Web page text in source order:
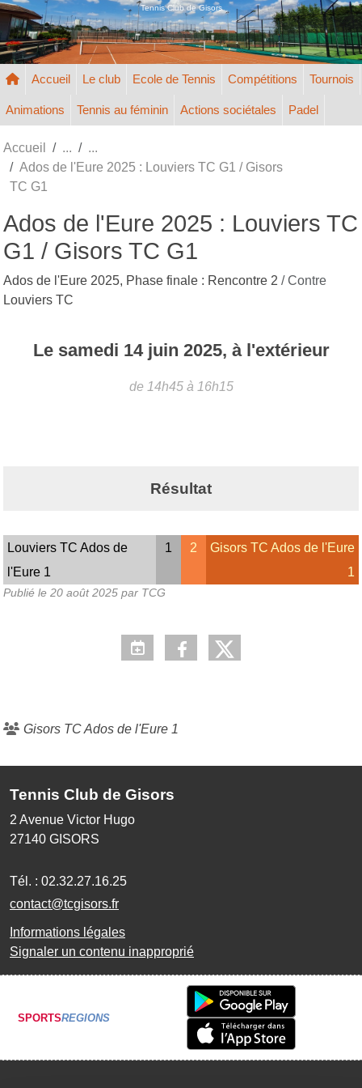
Tennis Club de Gisors
Accueil Le club Ecole de Tennis Compétitions Tournois
Animations Tennis au féminin Actions sociétales Padel
Accueil
Ados de l'Eure 2025 : Louviers TC G1 / Gisors
TC G1
Ados de l'Eure 2025 : Louviers TC
G1 / Gisors TC G1
Ados de l'Eure 2025, Phase finale : Rencontre 2 / Contre
Louviers TC
Le samedi 14 juin 2025, à l'extérieur
de 14h45 à 16h15
Résultat
Louviers TC Ados de
l'Eure 1
1 2
Gisors TC Ados de l'Eure
1
Publié le 20 août 2025 par TCG
Gisors TC Ados de l'Eure 1
Tennis Club de Gisors
2 Avenue Victor Hugo
27140 GISORS
Tél. : 02.32.27.16.25
contact@tcgisors.fr
Informations légales
Signaler un contenu inapproprié
SPORTSREGIONS
Panneau de gestion des cookies